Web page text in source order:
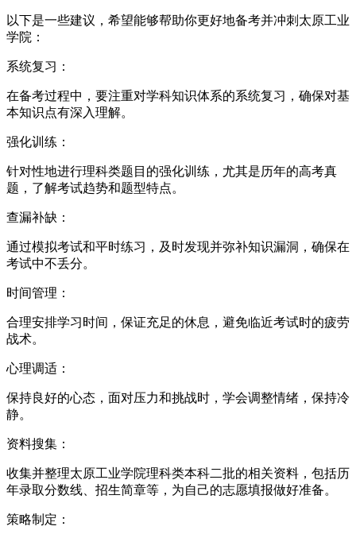
以下是一些建议，希望能够帮助你更好地备考并冲刺太原工业
学院：
系统复习：
在备考过程中，要注重对学科知识体系的系统复习，确保对基
本知识点有深入理解。
强化训练：
针对性地进行理科类题目的强化训练，尤其是历年的高考真
题，了解考试趋势和题型特点。
查漏补缺：
通过模拟考试和平时练习，及时发现并弥补知识漏洞，确保在
考试中不丢分。
时间管理：
合理安排学习时间，保证充足的休息，避免临近考试时的疲劳
战术。
心理调适：
保持良好的心态，面对压力和挑战时，学会调整情绪，保持冷
静。
资料搜集：
收集并整理太原工业学院理科类本科二批的相关资料，包括历
年录取分数线、招生简章等，为自己的志愿填报做好准备。
策略制定：